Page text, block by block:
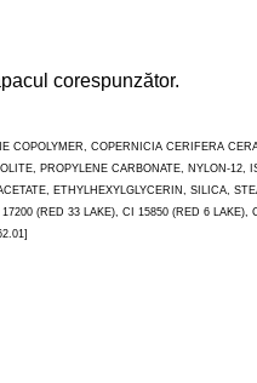
corespunzător.
COPERNICIA CERIFERA
PROPYLENE CARBONATE, NYLON-
ETHYLHEXYLGLYCERIN, SILICA,
(RED 33 LAKE), CI 15850 (RED 6